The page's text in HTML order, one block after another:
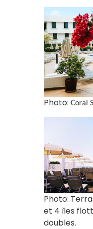
Photo: Coral
Photo:
et 4 îles
doubles.